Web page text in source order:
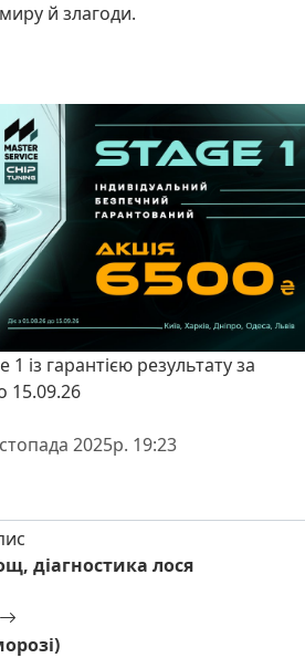
й злагоди.
1 із гарантією результату за
15.09.26
2025р. 19:23
діагностика лося